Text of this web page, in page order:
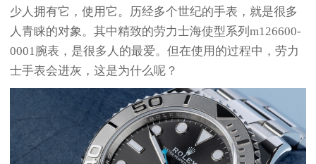
少人拥有它，使用它。历经多个世纪的手表，就是很多
人青睐的对象。其中精致的劳力士海使型系列m126600-
0001腕表，是很多人的最爱。但在使用的过程中，劳力
士手表会进灰，这是为什么呢？